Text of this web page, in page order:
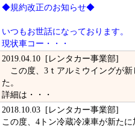
◆規約改正のお知らせ◆
いつもお世話になっております。
現状車コー・・・
2019.04.10 [レンタカー事業部]
この度、3ｔアルミウイングが新
た。
詳細は・・・
2018.10.03 [レンタカー事業部]
この度、4トン冷蔵冷凍車が新たに